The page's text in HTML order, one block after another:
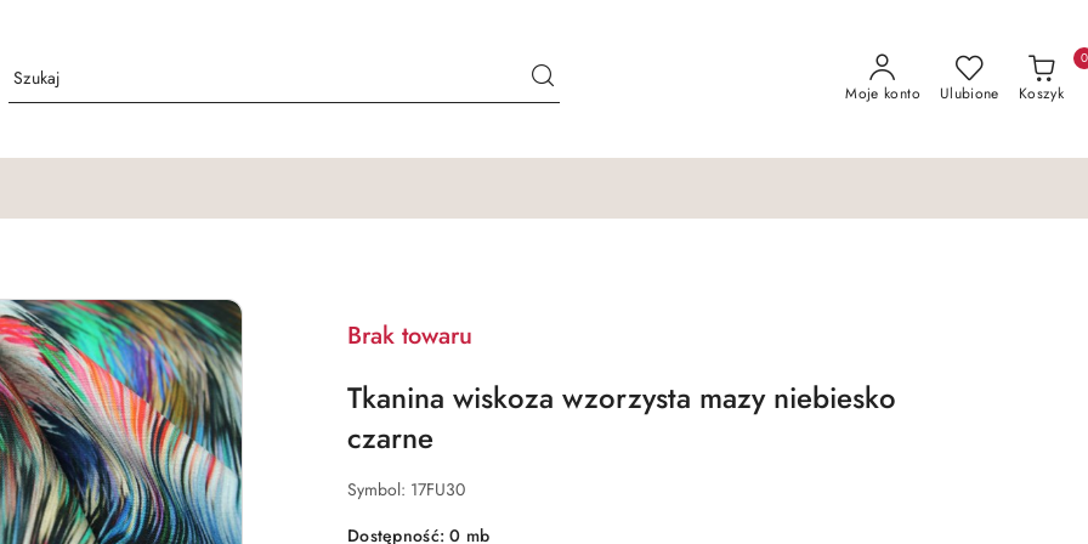
Moje konto Ulubione Koszyk
0
Brak towaru
Tkanina wiskoza wzorzysta mazy niebiesko
czarne
Symbol: 17FU30
Dostępność:0 mb